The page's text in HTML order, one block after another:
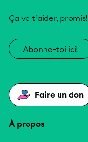
Ça va t’aider, promis!
Abonne-toi ici!
Faire un don
À propos